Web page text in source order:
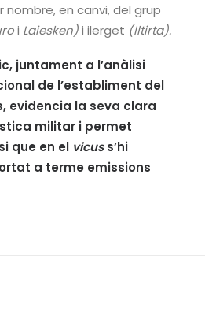
en canvi, del grup
i Laiesken)i ilerget (Iltirta).
juntament a l’anàlisi
de l’establiment del
evidencia la seva clara
militar i permet
que en el vicuss’hi
a terme emissions